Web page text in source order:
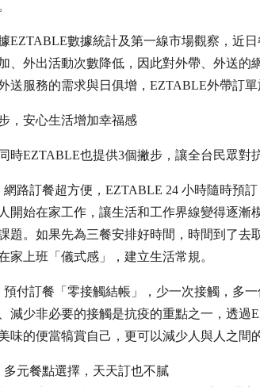
EZTABLE數據統計及第一線市場觀察，近
、外出活動次數降低，因此對外帶、外送的
送服務的需求與日俱增，EZTABLE外帶訂單
，安心生活增加幸福感
時EZTABLE也提供3個撇步，讓全台民眾對
網路訂餐超方便，EZTABLE 24 小時隨時預訂
開始在家工作，讓生活和工作界線變得逐漸
題。如果先為三餐安排好時間，時間到了去
家上班「儀式感」，建立生活常規。
預付訂餐「零接觸結帳」，少一次接觸，多
減少非必要的接觸是抗疫的重點之一，透過
味的便當犒賞自己，更可以減少人與人之間
多元餐點選擇，天天訂也不膩